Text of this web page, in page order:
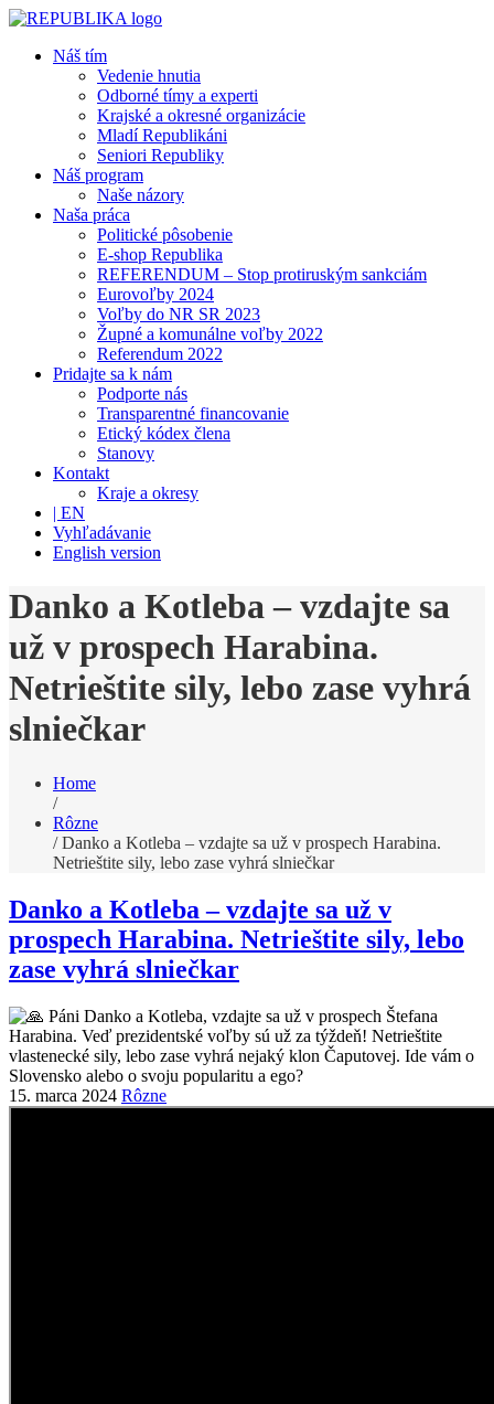
Náš tím
Vedenie hnutia
Odborné tímy a experti
Krajské a okresné organizácie
Mladí Republikáni
Seniori Republiky
Náš program
Naše názory
Naša práca
Politické pôsobenie
E-shop Republika
REFERENDUM – Stop protiruským sankciám
Eurovoľby 2024
Voľby do NR SR 2023
Župné a komunálne voľby 2022
Referendum 2022
Pridajte sa k nám
Podporte nás
Transparentné financovanie
Etický kódex člena
Stanovy
Kontakt
Kraje a okresy
| EN
Vyhľadávanie
English version
Danko a Kotleba – vzdajte sa
už v prospech Harabina.
Netrieštite sily, lebo zase vyhrá
slniečkar
Home
/
Rôzne
/ Danko a Kotleba – vzdajte sa už v prospech Harabina.
Netrieštite sily, lebo zase vyhrá slniečkar
Danko a Kotleba – vzdajte sa už v
prospech Harabina. Netrieštite sily, lebo
zase vyhrá slniečkar
15. marca 2024 Rôzne